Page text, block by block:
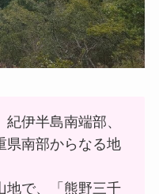
伊半島南端部、
県南部からなる地
地で、「熊野三千